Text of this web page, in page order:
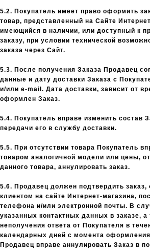
5.2. Покупатель имеет право оформить
товар, представленный на Сайте
имеющийся в наличии, или доступный к
заказу, при условии технической
заказа через Сайт.
5.3. После получения Заказа Продавец
данные и дату доставки Заказа с
и/или e-mail. Дата доставки, зависит от
оформлен Заказ.
5.4. Покупатель вправе изменить состав
передачи его в службу доставки.
5.5. При отсутствии товара Покупатель
товаром аналогичной модели или цены,
данного товара, аннулировать заказ.
5.6. Продавец должен подтвердить
клиентом на сайте Интернет-магазина,
телефона и/или электронной почты. В
указанных контактных данных в заказе, а
неполучения ответа от Покупателя в
календарных дней с момента оформления
Продавец вправе аннулировать Заказ в